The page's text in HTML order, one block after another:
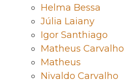
Helma Bessa
Júlia Laiany
Igor Santhiago
Matheus Carvalho
Matheus
Nivaldo Carvalho